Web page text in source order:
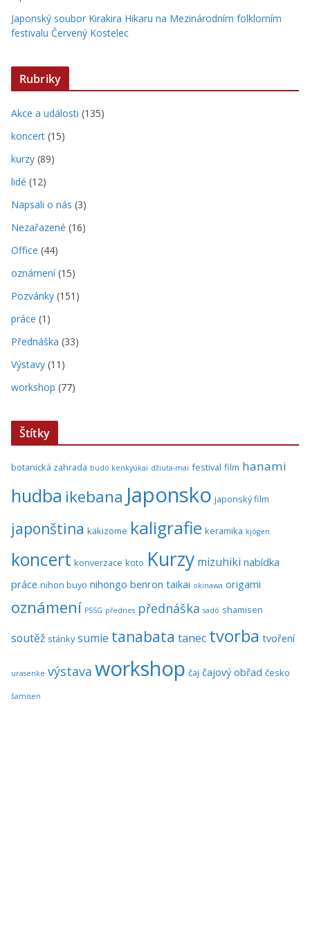
Japonský soubor Kirakira Hikaru na Mezinárodním folklorním
festivalu Červený Kostelec
Rubriky
Akce a události (135)
koncert (15)
kurzy (89)
lidé (12)
Napsali o nás (3)
Nezařazené (16)
Office (44)
oznámení(15)
Pozvánky (151)
práce (1)
Přednáška (33)
Výstavy (11)
workshop (77)
Štítky
botanická zahrada budó kenkyúkai džiuta-mai festival film hanami
hudba ikebana Japonsko japonský film
japonština kakizome kaligrafie keramika kjógen
koncert konverzace koto Kurzy mizuhiki nabídka
práce nihon buyo nihongo benron taikai okinawa origami
oznámení PSSG přednes přednáška sadó shamisen
soutěž stánky sumie tanabata tanec tvorba tvoření
urasenke výstava workshop čaj čajový obřad česko
šamisen